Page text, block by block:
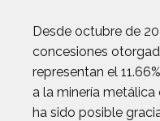
Desde octubre de
concesiones
representan el
a la minería metálica
ha sido posible